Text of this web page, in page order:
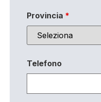
Provincia *
Telefono